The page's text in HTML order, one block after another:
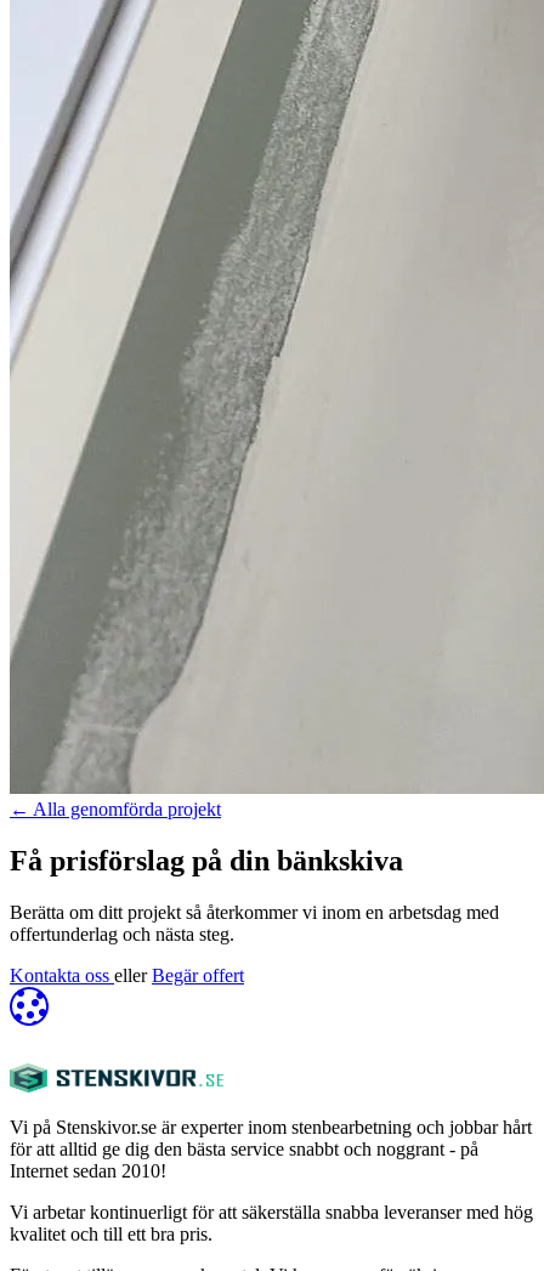
← Alla genomförda projekt
Få prisförslag på din bänkskiva
Berätta om ditt projekt så återkommer vi inom en arbetsdag med
offertunderlag och nästa steg.
Kontakta oss eller Begär offert
Vi på Stenskivor.se är experter inom stenbearbetning och jobbar hårt
för att alltid ge dig den bästa service snabbt och noggrant - på
Internet sedan 2010!
Vi arbetar kontinuerligt för att säkerställa snabba leveranser med hög
kvalitet och till ett bra pris.